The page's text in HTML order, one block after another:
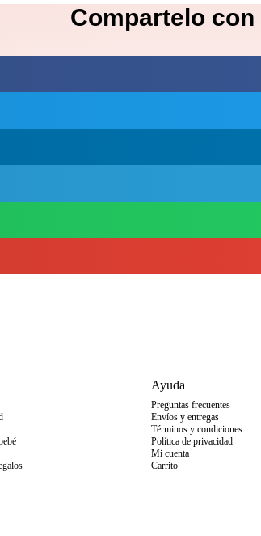
Compartelo con
Ayuda
Preguntas frecuentes
Envíos y entregas
Términos y condiciones
Política de privacidad
Mi cuenta
Carrito